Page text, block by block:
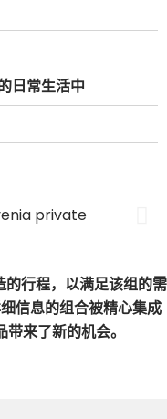
日常生活中
行程，以满足该组的需
信息的组合被精心集成
来了新的机会。